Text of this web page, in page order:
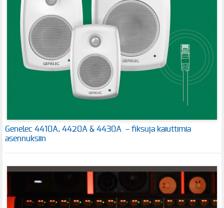
Genelec 4410A, 4420A & 4430A – fiksuja kaiuttimia
asennuksiin